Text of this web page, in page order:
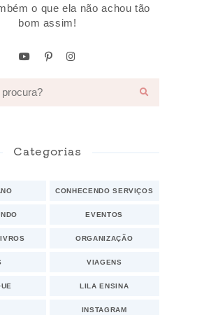
o que ela não achou tão
bom assim!
Categorias
CONHECENDO SERVIÇOS
EVENTOS
ORGANIZAÇÃO
VIAGENS
LILA ENSINA
INSTAGRAM